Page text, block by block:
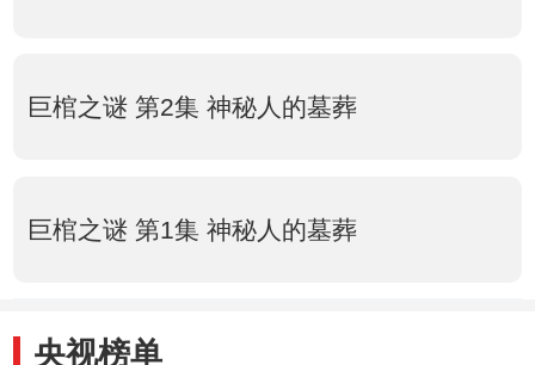
巨棺之谜 第2集 神秘人的墓葬
巨棺之谜 第1集 神秘人的墓葬
央视榜单